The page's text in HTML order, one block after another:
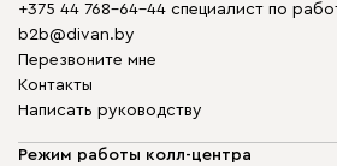
+375 44 768-64-44 специалист по
b2b@divan.by
Перезвоните мне
Контакты
Написать руководству
Режим работы колл-центра